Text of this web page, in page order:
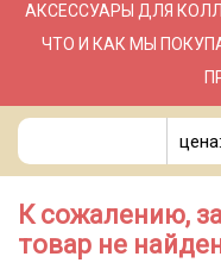
АКСЕССУАРЫ ДЛЯ
ЧТО И КАК МЫ
цена:
К сожалению,
товар не